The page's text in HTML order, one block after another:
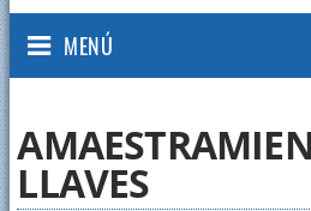
MENÚ
LLAVES